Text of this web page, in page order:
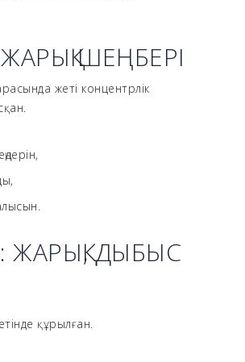
ШЕҢБЕРІ
жеті концентрлік
ЖАРЫҚ, ДЫБЫС
құрылған.